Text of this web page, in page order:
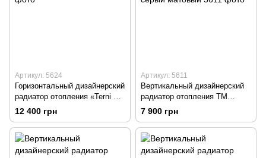
Артикул: 5624
Горизонтальный дизайнерский
радиатор отопления «Terni G
18/600» Цвет чёрный матовый
12 400 грн
Артикул: 5611
Вертикальный дизайнерский
радиатор отопления TM
ARTTIDESIGN Bari 6/1800
серый матовый
7 900 грн